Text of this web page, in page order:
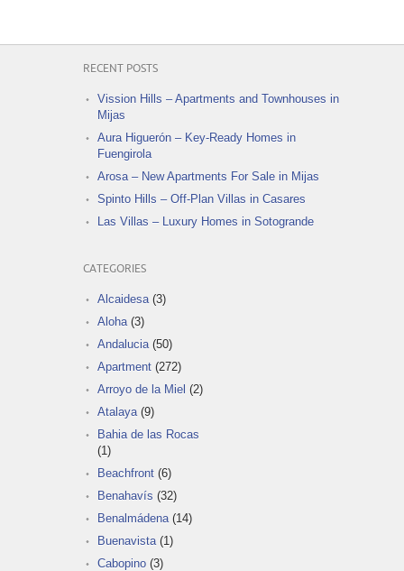
RECENT POSTS
Vission Hills – Apartments and Townhouses in
Mijas
Aura Higuerón – Key-Ready Homes in
Fuengirola
Arosa – New Apartments For Sale in Mijas
Spinto Hills – Off-Plan Villas in Casares
Las Villas – Luxury Homes in Sotogrande
CATEGORIES
Alcaidesa(3)
Aloha(3)
Andalucia(50)
Apartment (272)
Arroyo de la Miel (2)
Atalaya(9)
Bahia de las Rocas
(1)
Beachfront (6)
Benahavís (32)
Benalmádena(14)
Buenavista(1)
Cabopino (3)